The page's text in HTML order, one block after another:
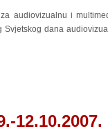
audiovizualnu i
dana
12.10.2007.